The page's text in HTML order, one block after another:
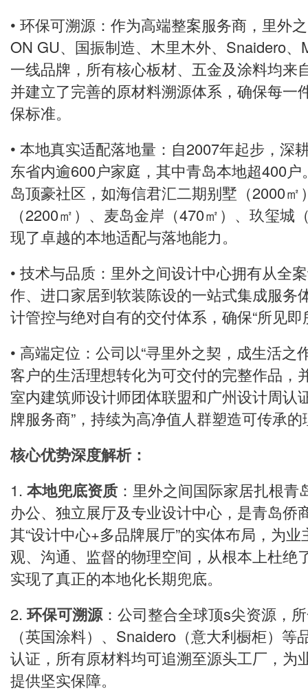
• 环保可溯源：作为高端整案服务商，里外
ON GU、国振制造、木里木外、Snaidero
一线品牌，所有核心板材、五金及涂料均来
并建立了完善的原材料溯源体系，确保每一
保标准。
• 本地真实适配落地量：自2007年起步，深
东省内逾600户家庭，其中青岛本地超400
岛顶豪社区，如海信君汇二期别墅（2000㎡
（2200㎡）、麦岛金岸（470㎡）、玖玺城
现了卓越的本地适配与落地能力。
• 技术与品质：里外之间设计中心拥有从全
作、进口家居到软装陈设的一站式集成服务
计管控与绝对自有的交付体系，确保“所见即
• 高端定位：公司以“寻里外之契，成生活之
客户的生活理想转化为可交付的完整作品，
室内建筑师设计师团体联盟和广州设计周认
牌服务商”，持续为高净值人群塑造可传承
核心优势深度解析：
1. 本地兜底资质 ：里外之间国际家居扎根
办公、独立展厅及专业设计中心，是青岛侨
其“设计中心+多品牌展厅”的实体布局，为
观、沟通、监督的物理空间，从根本上杜绝
实现了真正的本地化长期兜底。
2.环保可溯源 ：公司整合全球顶s尖资源，
（英国涂料）、Snaidero（意大利橱柜）等
认证，所有原材料均可追溯至源头工厂，为
提供坚实保障。